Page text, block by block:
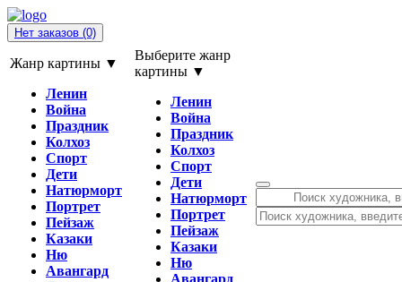
Нет заказов (0)
Жанр картины ▼
Ленин
Война
Праздник
Колхоз
Спорт
Дети
Натюрморт
Портрет
Пейзаж
Казаки
Ню
Авангард
Выберите жанр
картины ▼
Ленин
Война
Праздник
Колхоз
Спорт
Дети
Натюрморт
Портрет
Пейзаж
Казаки
Ню
Авангард